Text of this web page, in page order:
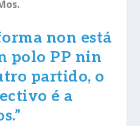
non está
polo PP nin
partido, o
é a